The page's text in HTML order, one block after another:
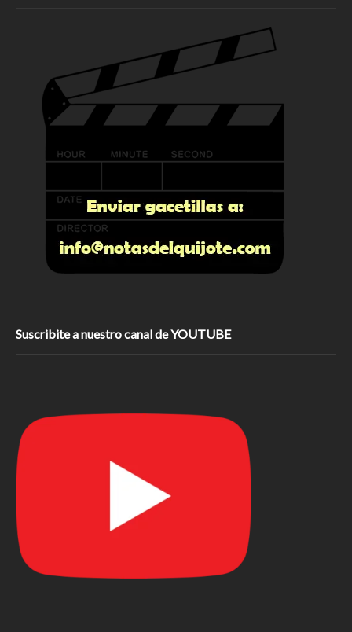
Suscribite a nuestro canal de YOUTUBE